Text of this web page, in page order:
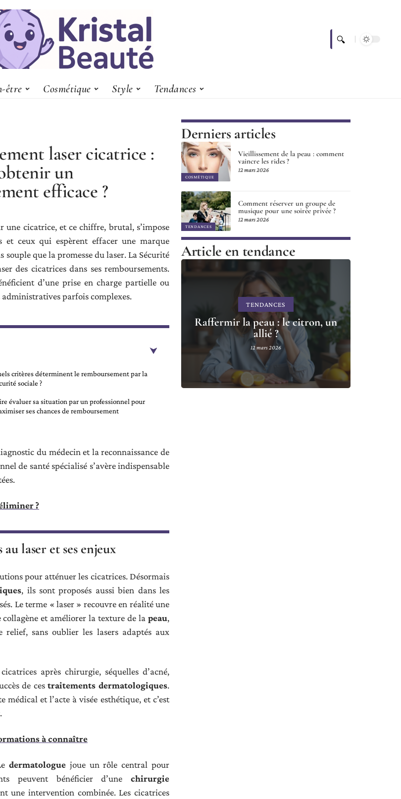
être Cosmétique Style Tendances
laser cicatrice :
un
efficace ?
une cicatrice, et ce chiffre, brutal, s’impose
et ceux qui espèrent effacer une marque
que la promesse du laser. La Sécurité
des cicatrices dans ses remboursements.
d’une prise en charge partielle ou
administratives parfois complexes.
critères déterminent le remboursement par la
sociale ?
évaluer sa situation par un professionnel pour
ses chances de remboursement
du médecin et la reconnaissance de
de santé spécialisé s’avère indispensable
?
laser et ses enjeux
pour atténuer les cicatrices. Désormais
, ils sont proposés aussi bien dans les
Le terme « laser » recouvre en réalité une
et améliorer la texture de la peau,
sans oublier les lasers adaptés aux
après chirurgie, séquelles d’acné,
de cestraitements dermatologiques.
et l’acte à visée esthétique, et c’est
à connaître
dermatologue joue un rôle central pour
peuvent bénéficier d’une chirurgie
une intervention combinée. Les cicatrices
Derniers articles
COSMÉTIQUE
Vieillissement de la peau : comment
vaincre les rides ?
12 mars 2026
TENDANCES
Comment réserver un groupe de
musique pour une soirée privée ?
12 mars 2026
Article en tendance
TENDANCES
Raffermir la peau : le citron, un
allié ?
12 mars 2026